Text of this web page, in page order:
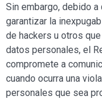
Sin embargo, debido a
garantizar la
de hackers u otros
datos personales, el
compromete a
cuando ocurra una
personales que sea